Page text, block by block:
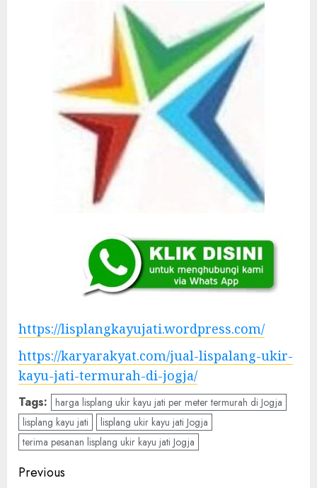
https://lisplangkayujati.wordpress.com/
https://karyarakyat.com/jual-lispalang-ukir-
kayu-jati-termurah-di-jogja/
Tags: harga lisplang ukir kayu jati per meter termurah di Jogja
lisplang kayu jati
lisplang ukir kayu jati Jogja
terima pesanan lisplang ukir kayu jati Jogja
Previous